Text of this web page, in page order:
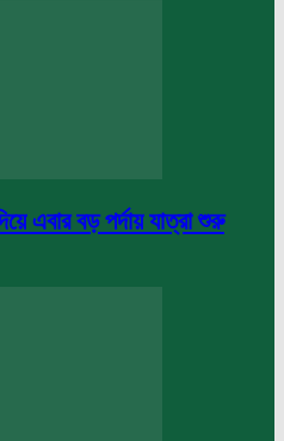
এবার বড় পর্দায় যাত্রা শুরু